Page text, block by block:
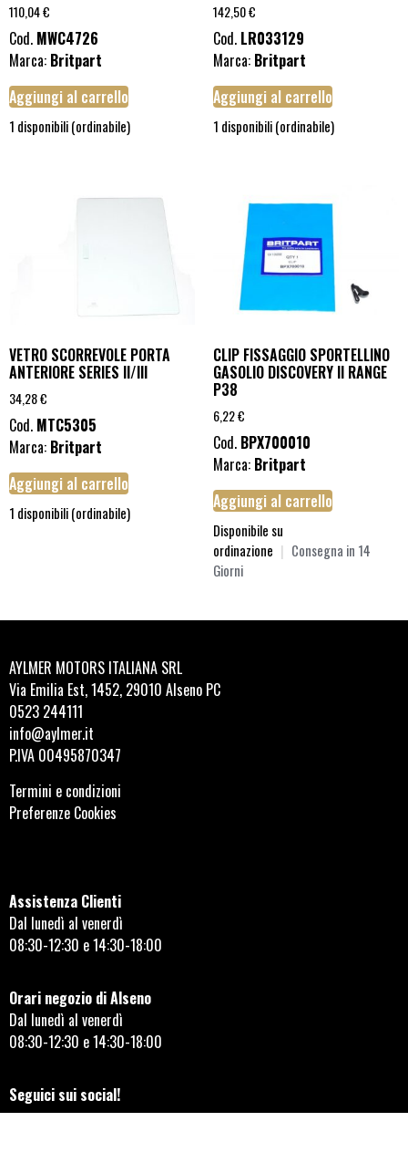
110,04€
Cod. MWC4726
Marca: Britpart
Aggiungi al carrello
1 disponibili (ordinabile)
142,50€
Cod. LR033129
Marca: Britpart
Aggiungi al carrello
1 disponibili (ordinabile)
VETRO SCORREVOLE PORTA
ANTERIORE SERIES II/III
34,28€
Cod. MTC5305
Marca: Britpart
Aggiungi al carrello
1 disponibili (ordinabile)
CLIP FISSAGGIO SPORTELLINO
GASOLIO DISCOVERY II RANGE
P38
6,22€
Cod. BPX700010
Marca: Britpart
Aggiungi al carrello
Disponibile su
ordinazione | Consegna in 14
Giorni
AYLMER MOTORS ITALIANA SRL
Via Emilia Est, 1452, 29010 Alseno PC
0523 244111
info@aylmer.it
P.IVA 00495870347
Termini e condizioni
Preferenze Cookies
Assistenza Clienti
Dal lunedì al venerdì
08:30-12:30 e 14:30-18:00
Orari negozio di Alseno
Dal lunedì al venerdì
08:30-12:30 e 14:30-18:00
Seguici sui social!